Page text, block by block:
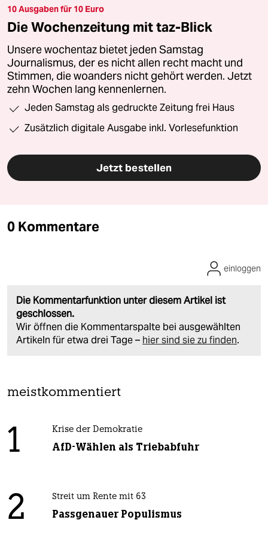
10 Ausgaben für 10 Euro
Die Wochenzeitung mit taz-Blick
Unsere wochentaz bietet jeden Samstag
Journalismus, der es nicht allen recht macht und
Stimmen, die woanders nicht gehört werden. Jetzt
zehn Wochen lang kennenlernen.
Jeden Samstag als gedruckte Zeitung frei Haus
Zusätzlich digitale Ausgabe inkl. Vorlesefunktion
Jetzt bestellen
0 Kommentare
Die Kommentarfunktion unter diesem Artikel ist
geschlossen.
Wir öffnen die Kommentarspalte bei ausgewählten
Artikeln für etwa drei Tage – hier sind sie zu finden.
einloggen
meistkommentiert
1 Krise der Demokratie
AfD-Wählen als Triebabfuhr
2 Streit um Rente mit 63
Passgenauer Populismus